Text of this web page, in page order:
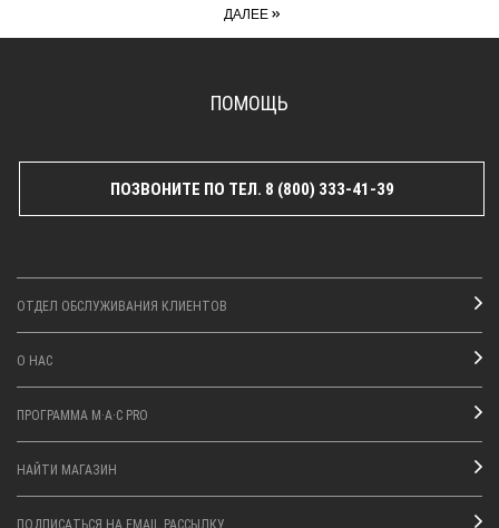
ДАЛЕЕ »
ПОМОЩЬ
ПОЗВОНИТЕ ПО ТЕЛ. 8 (800) 333-41-39
ОТДЕЛ ОБСЛУЖИВАНИЯ КЛИЕНТОВ
О НАС
ПРОГРАММА M·A·C PRO
НАЙТИ МАГАЗИН
ПОДПИСАТЬСЯ НА EMAIL РАССЫЛКУ